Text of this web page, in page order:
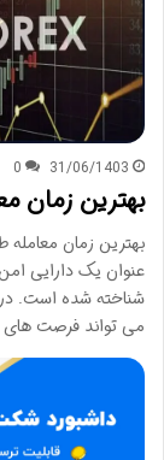
31/06/1403
0
بهترین زمان
بهترین زمان معامله
عنوان یک دارایی
شناخته شده است. در
می تواند فرصت های